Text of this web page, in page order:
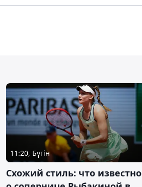
11:20, Бүгін
Схожий стиль: что известно